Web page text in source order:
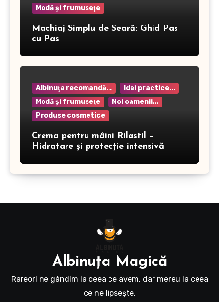
Modă şi frumuseţe
Machiaj Simplu de Seară: Ghid Pas
cu Pas
Albinuţa recomandă...
Idei practice...
Modă şi frumuseţe
Noi oamenii...
Produse cosmetice
Crema pentru mâini Rilastil –
Hidratare și protecție intensivă
Albinuţa Magică
Rareori ne gândim la ceea ce avem, dar mereu la ceea
ce ne lipseşte.